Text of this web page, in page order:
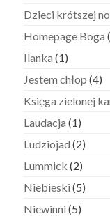
Dzieci krótszej
Homepage Boga
Ilanka (1)
Jestem chłop (4)
Księga zielonej
Laudacja (1)
Ludziojad (2)
Lummick (2)
Niebieski (5)
Niewinni (5)